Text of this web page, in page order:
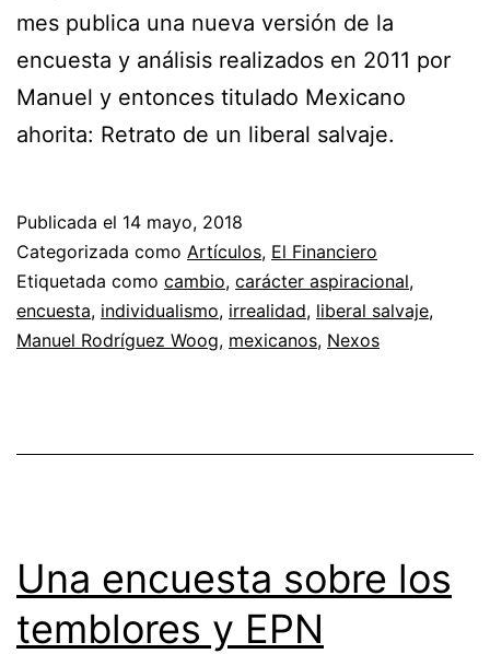
mes publica una nueva versión de la
encuesta y análisis realizados en 2011 por
Manuel y entonces titulado Mexicano
ahorita: Retrato de un liberal salvaje.
Publicada el 14 mayo, 2018
Categorizada como Artículos, El Financiero
Etiquetada como cambio, carácter aspiracional,
encuesta, individualismo, irrealidad, liberal salvaje,
Manuel Rodríguez Woog, mexicanos, Nexos
Una encuesta sobre los
temblores y EPN